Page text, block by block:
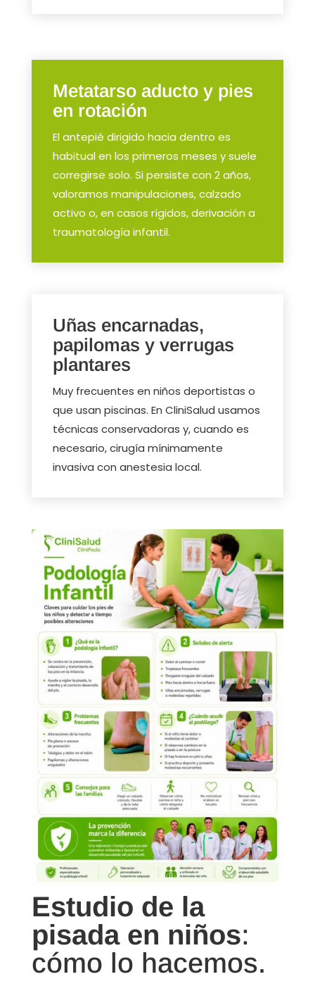
Metatarso aducto y pies
en rotación
El antepié dirigido hacia dentro es
habitual en los primeros meses y suele
corregirse solo. Si persiste con 2 años,
valoramos manipulaciones, calzado
activo o, en casos rígidos, derivación a
traumatología infantil.
Uñas encarnadas,
papilomas y verrugas
plantares
Muy frecuentes en niños deportistas o
que usan piscinas. En CliniSalud usamos
técnicas conservadoras y, cuando es
necesario, cirugía mínimamente
invasiva con anestesia local.
Estudio de la
pisada en niños:
cómo lo hacemos.